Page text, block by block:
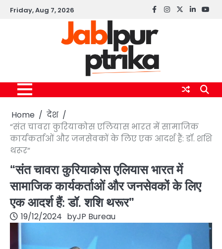
SkipFriday, Aug 7, 2026 Facebook
instagram
twitterlinkedin
Home
देश
“संत चावरा कुरियाकोस एलियास भारत में सामाजिक
कार्यकर्ताओं और जनसेवकों के लिए एक आदर्श हैं: डॉ. शशि
थरूर”
“संत चावरा कुरियाकोस एलियास भारत में
सामाजिक कार्यकर्ताओं और जनसेवकों के लिए
एक आदर्श हैं: डॉ. शशि थरूर”
19/12/2024 byJP Bureau